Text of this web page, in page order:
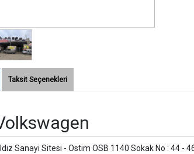
Taksit Seçenekleri
Sanayi Sitesi - Ostim OSB 1140 Sokak No : 44 -